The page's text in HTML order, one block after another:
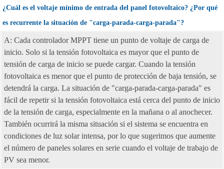
¿Cuál es el voltaje mínimo de entrada del panel fotovoltaico? ¿Por qué
es recurrente la situación de "carga-parada-carga-parada"?
A: Cada controlador MPPT tiene un punto de voltaje de carga de
inicio. Solo si la tensión fotovoltaica es mayor que el punto de
tensión de carga de inicio se puede cargar. Cuando la tensión
fotovoltaica es menor que el punto de protección de baja tensión, se
detendrá la carga. La situación de "carga-parada-carga-parada" es
fácil de repetir si la tensión fotovoltaica está cerca del punto de inicio
de la tensión de carga, especialmente en la mañana o al anochecer.
También ocurrirá la misma situación si el sistema se encuentra en
condiciones de luz solar intensa, por lo que sugerimos que aumente
el número de paneles solares en serie cuando el voltaje de trabajo de
PV sea menor.